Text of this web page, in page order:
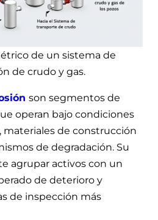
de un sistema de
de crudo y gas.
son segmentos de
operan bajo condiciones
materiales de construcción
de degradación. Su
agrupar activos con un
de deterioro y
de inspección más